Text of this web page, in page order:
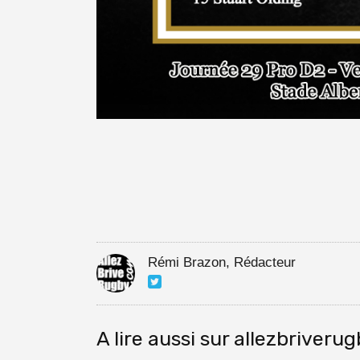
Rémi Brazon, Rédacteur
A lire aussi sur